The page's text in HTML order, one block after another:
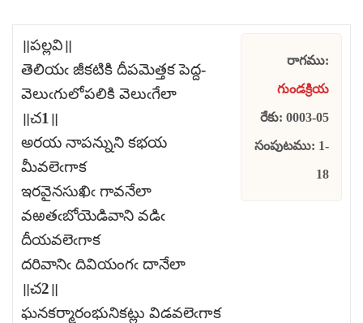
॥పల్లవి॥
తెలియఁ జీకటికి దీపమెత్తక పెద్ద-
వెలుఁగులోపలికి వెలుఁగేలా
॥చ1॥
అరయ నాపన్నుని కభయ
మీవలెఁగాక
ఇరవైనసుఖిఁ గావనేలా
వఱతఁబోయెడివాని వడిఁ
దీయవలెఁగాక
దరివానిఁ దివియంగఁ దానేలా
॥చ2॥
ఘనకర్మారంభునికట్లు విడవలెఁగాక
రాగము:
గుండక్రియ
రేకు: 0003-05
సంపుటము: 1-
18